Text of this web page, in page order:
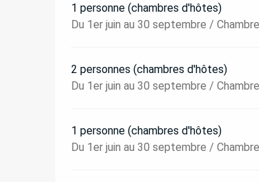
1 personne (chambres d'hôtes)
Du 1er juin au 30 septembre /
2 personnes (chambres d'hôtes)
Du 1er juin au 30 septembre /
1 personne (chambres d'hôtes)
Du 1er juin au 30 septembre /